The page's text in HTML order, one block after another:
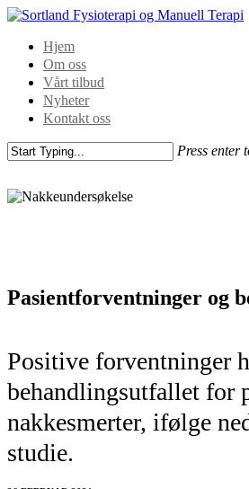
Hjem
Om oss
Vårt tilbud
Nyheter
Kontakt oss
Press enter
Pasientforventninger og
Positive forventninger
behandlingsutfallet for
nakkesmerter, ifølge
studie.